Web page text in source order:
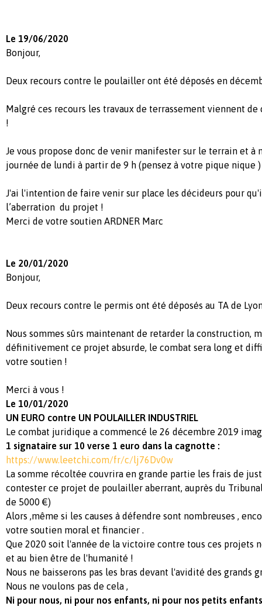
Le 19/06/2020
Bonjour,
Deux recours contre le poulailler ont été déposés en
Malgré ces recours les travaux de terrassement viennent de
!
Je vous propose donc de venir manifester sur le terrain et
journée de lundi à partir de 9 h (pensez à votre pique nique
J'ai l'intention de faire venir sur place les décideurs pour
l’aberration du projet !
Merci de votre soutien ARDNER Marc
Le 20/01/2020
Bonjour,
Deux recours contre le permis ont été déposés au TA de
Nous sommes sûrs maintenant de retarder la construction,
définitivement ce projet absurde, le combat sera long et
votre soutien !
Merci à vous !
Le 10/01/2020
UN EURO contre UN POULAILLER INDUSTRIEL
Le combat juridique a commencé le 26 décembre 2019
1 signataire sur 10 verse 1 euro dans la cagnotte :
https://www.leetchi.com/fr/c/lj76Dv0w
La somme récoltée couvrira en grande partie les frais de
contester ce projet de poulailler aberrant, auprès du
de 5000 €)
Alors ,même si les causes à défendre sont nombreuses ,
votre soutien moral et financier .
Que 2020 soit l'année de la victoire contre tous ces projets
et au bien être de l'humanité !
Nous ne baisserons pas les bras devant l'avidité des grands
Nous ne voulons pas de cela ,
Ni pour nous, ni pour nos enfants, ni pour nos petits